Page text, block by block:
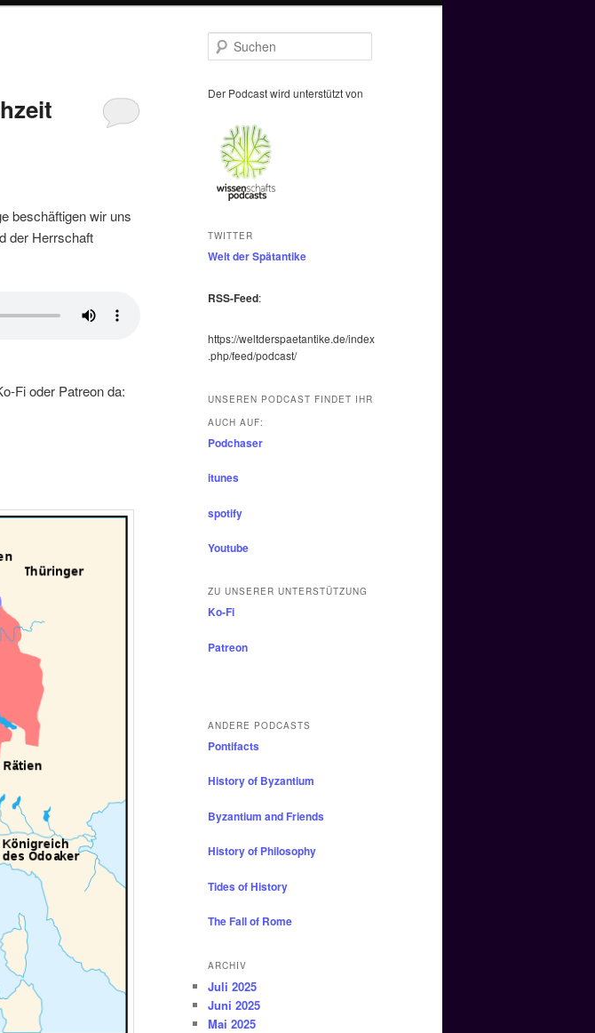
beschäftigen wir uns
der Herrschaft
Fi oder Patreon da:
u
h
Der Podcast wird unterstützt von
TWITTER
Welt der Spätantike
RSS-Feed:
https://weltderspaetantike.de/index
.php/feed/podcast/
UNSEREN PODCAST FINDET IHR
AUCH AUF:
Podchaser
itunes
spotify
Youtube
ZU UNSERER UNTERSTÜTZUNG
Ko-Fi
Patreon
ANDERE PODCASTS
Pontifacts
History of Byzantium
Byzantium and Friends
History of Philosophy
Tides of History
The Fall of Rome
ARCHIV
Juli 2025
Juni 2025
Mai 2025